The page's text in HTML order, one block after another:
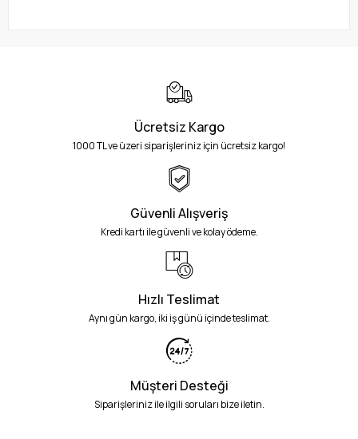
Ücretsiz Kargo
1000 TL ve üzeri siparişleriniz için ücretsiz kargo!
Güvenli Alışveriş
Kredi kartı ile güvenli ve kolay ödeme.
Hızlı Teslimat
Aynı gün kargo, iki iş günü içinde teslimat.
Müşteri Desteği
Siparişleriniz ile ilgili soruları bize iletin.